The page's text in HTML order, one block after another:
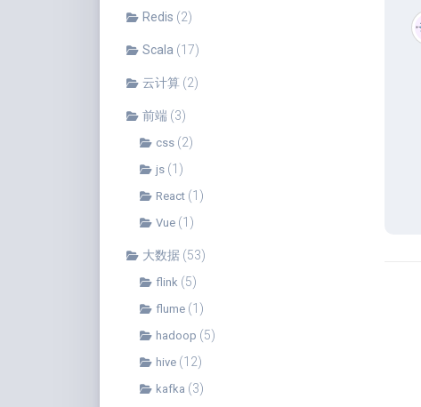
Redis (2)
Scala (17)
云计算 (2)
前端 (3)
css (2)
js (1)
React (1)
Vue (1)
大数据 (53)
flink (5)
flume (1)
hadoop (5)
hive (12)
kafka (3)